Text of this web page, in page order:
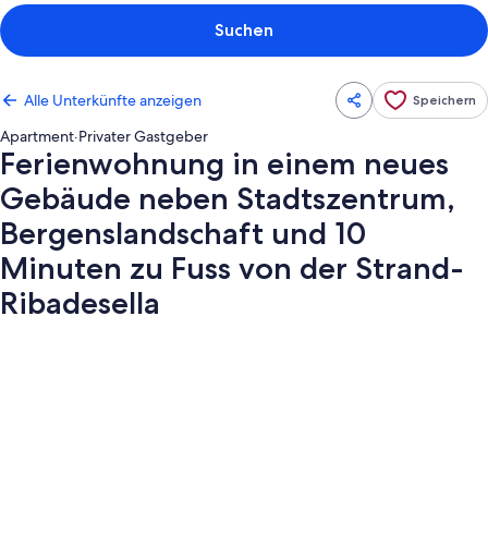
Suchen
Alle Unterkünfte anzeigen Speichern
Apartment·Privater Gastgeber
Ferienwohnung in einem neues
Gebäude neben Stadtszentrum,
Bergenslandschaft und 10
Minuten zu Fuss von der Strand-
Ribadesella